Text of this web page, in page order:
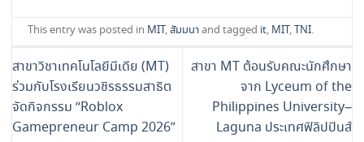
This entry was posted in MIT,สัมมนาand tagged it, MIT,TNI.
สาขาวิชาเทคโนโลยีมีเดีย (MT)
ร่วมกับโรงเรียนวชิรธรรมสาธิต
จัดกิจกรรม “Roblox
Gamepreneur Camp 2026”
สาขา MT ต้อนรับคณะนักศึกษา
จาก Lyceum of the
Philippines University–
Laguna ประเทศฟิลิปปินส์